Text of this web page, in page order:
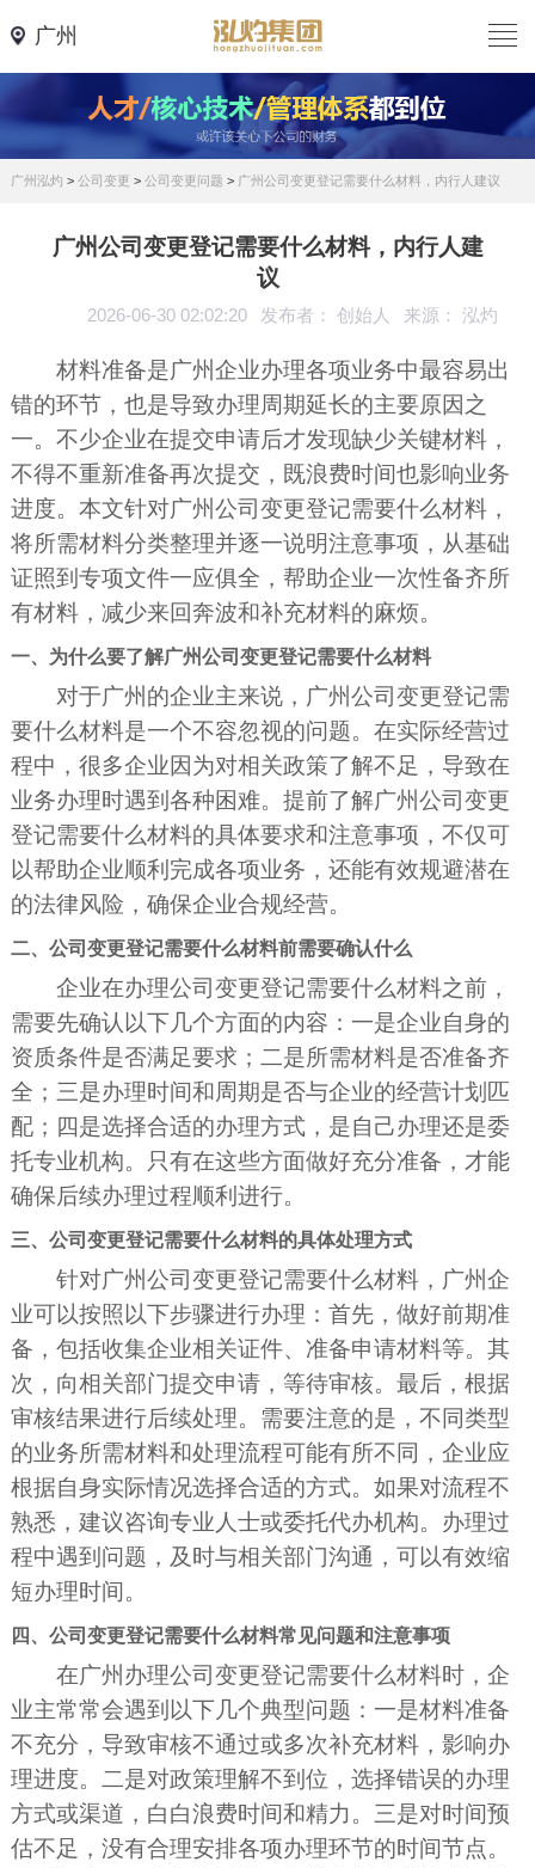
广州
广州泓灼 > 公司变更 > 公司变更问题 > 广州公司变更登记需要什么材料，内行人建议
广州公司变更登记需要什么材料，内行人建
议
2026-06-30 02:02:20 发布者： 创始人 来源： 泓灼
材料准备是广州企业办理各项业务中最容易出
错的环节，也是导致办理周期延长的主要原因之
一。不少企业在提交申请后才发现缺少关键材料，
不得不重新准备再次提交，既浪费时间也影响业务
进度。本文针对广州公司变更登记需要什么材料，
将所需材料分类整理并逐一说明注意事项，从基础
证照到专项文件一应俱全，帮助企业一次性备齐所
有材料，减少来回奔波和补充材料的麻烦。
一、为什么要了解广州公司变更登记需要什么材料
对于广州的企业主来说，广州公司变更登记需
要什么材料是一个不容忽视的问题。在实际经营过
程中，很多企业因为对相关政策了解不足，导致在
业务办理时遇到各种困难。提前了解广州公司变更
登记需要什么材料的具体要求和注意事项，不仅可
以帮助企业顺利完成各项业务，还能有效规避潜在
的法律风险，确保企业合规经营。
二、公司变更登记需要什么材料前需要确认什么
企业在办理公司变更登记需要什么材料之前，
需要先确认以下几个方面的内容：一是企业自身的
资质条件是否满足要求；二是所需材料是否准备齐
全；三是办理时间和周期是否与企业的经营计划匹
配；四是选择合适的办理方式，是自己办理还是委
托专业机构。只有在这些方面做好充分准备，才能
确保后续办理过程顺利进行。
三、公司变更登记需要什么材料的具体处理方式
针对广州公司变更登记需要什么材料，广州企
业可以按照以下步骤进行办理：首先，做好前期准
备，包括收集企业相关证件、准备申请材料等。其
次，向相关部门提交申请，等待审核。最后，根据
审核结果进行后续处理。需要注意的是，不同类型
的业务所需材料和处理流程可能有所不同，企业应
根据自身实际情况选择合适的方式。如果对流程不
熟悉，建议咨询专业人士或委托代办机构。办理过
程中遇到问题，及时与相关部门沟通，可以有效缩
短办理时间。
四、公司变更登记需要什么材料常见问题和注意事项
在广州办理公司变更登记需要什么材料时，企
业主常常会遇到以下几个典型问题：一是材料准备
不充分，导致审核不通过或多次补充材料，影响办
理进度。二是对政策理解不到位，选择错误的办理
方式或渠道，白白浪费时间和精力。三是对时间预
估不足，没有合理安排各项办理环节的时间节点。